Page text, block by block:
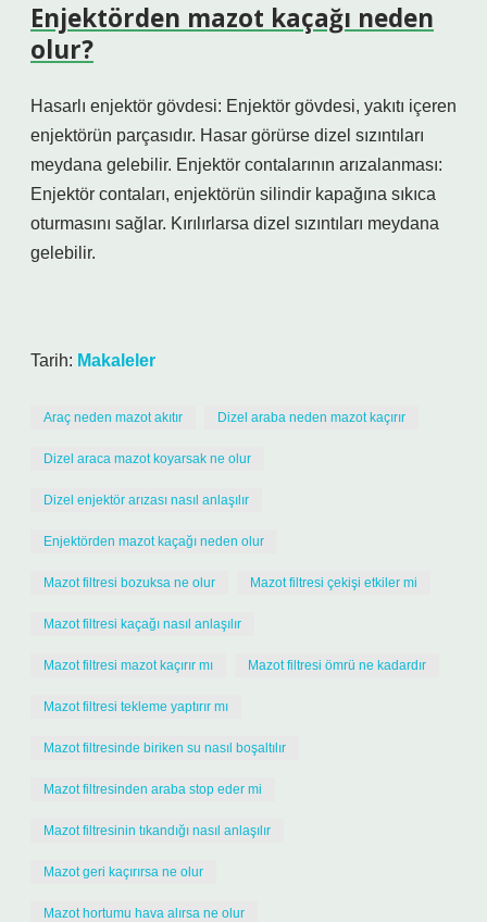
Enjektörden mazot kaçağı neden
olur?
Hasarlı enjektör gövdesi: Enjektör gövdesi, yakıtı içeren
enjektörün parçasıdır. Hasar görürse dizel sızıntıları
meydana gelebilir. Enjektör contalarının arızalanması:
Enjektör contaları, enjektörün silindir kapağına sıkıca
oturmasını sağlar. Kırılırlarsa dizel sızıntıları meydana
gelebilir.
Tarih: Makaleler
Araç neden mazot akıtır Dizel araba neden mazot kaçırır
Dizel araca mazot koyarsak ne olur
Dizel enjektör arızası nasıl anlaşılır
Enjektörden mazot kaçağı neden olur
Mazot filtresi bozuksa ne olur Mazot filtresi çekişi etkiler mi
Mazot filtresi kaçağı nasıl anlaşılır
Mazot filtresi mazot kaçırır mı Mazot filtresi ömrü ne kadardır
Mazot filtresi tekleme yaptırır mı
Mazot filtresinde biriken su nasıl boşaltılır
Mazot filtresinden araba stop eder mi
Mazot filtresinin tıkandığı nasıl anlaşılır
Mazot geri kaçırırsa ne olur
Mazot hortumu hava alırsa ne olur